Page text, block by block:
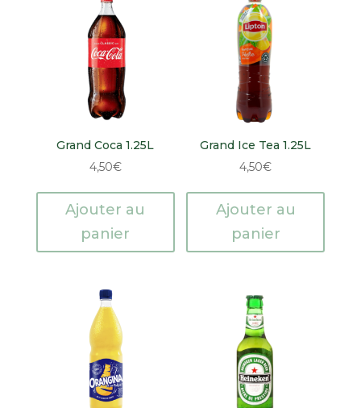
Grand Coca 1.25L
4,50€
Ajouter au
panier
Grand Ice Tea 1.25L
4,50€
Ajouter au
panier